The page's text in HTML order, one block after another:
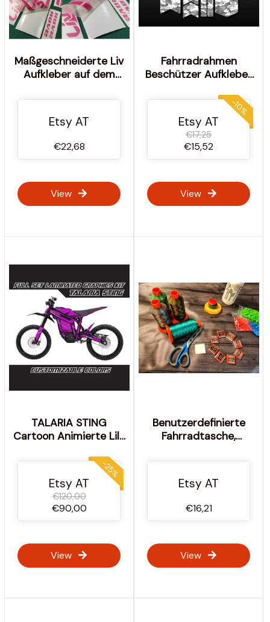
Maßgeschneiderte Liv
Aufkleber auf dem
Etsy AT
€22,68
View
Fahrradrahmen
Beschützer Aufkleber
Schutz Wache
Kratzfest Aufkleber /
Gedruckt Vinyl
Aufkleber / GHOST
CAMO Design
Etsy AT
€17,25
€15,52
-10%
View
TALARIA STING
Cartoon Animierte Lila
Glänzend oder Matt
Laminiert Bubble Free
dick
Etsy AT
€120,00
€90,00
-25%
View
Benutzerdefinierte
Fahrradtasche,
Zubehör,
personalisierte
Lenkerfahrradtasche,
Fahrradgeburtstag -
Etsy AT
€16,21
View